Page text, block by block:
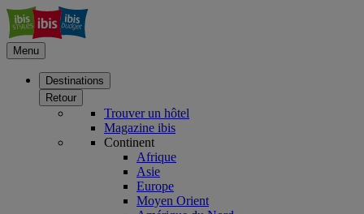
Menu
Destinations
Retour
Trouver un hôtel
Magazine ibis
Continent
Afrique
Asie
Europe
Moyen Orient